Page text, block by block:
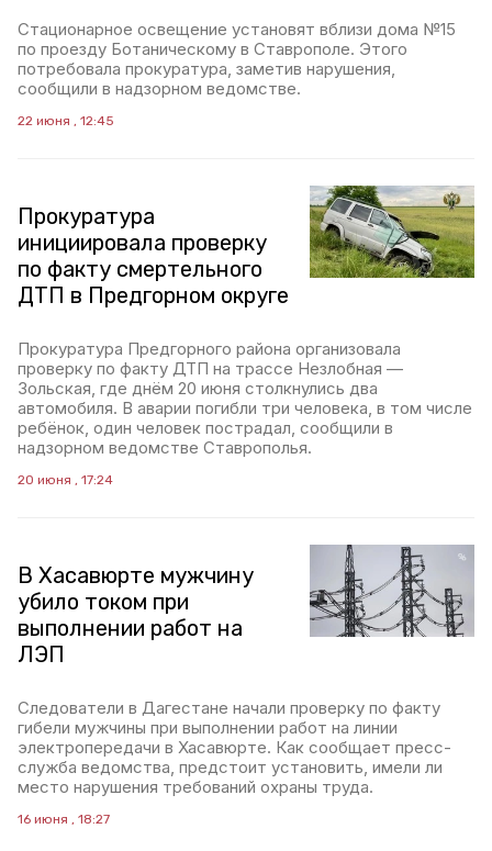
Стационарное освещение установят вблизи дома №15
по проезду Ботаническому в Ставрополе. Этого
потребовала прокуратура, заметив нарушения,
сообщили в надзорном ведомстве.
22 июня , 12:45
Прокуратура
инициировала проверку
по факту смертельного
ДТП в Предгорном округе
Прокуратура Предгорного района организовала
проверку по факту ДТП на трассе Незлобная —
Зольская, где днём 20 июня столкнулись два
автомобиля. В аварии погибли три человека, в том числе
ребёнок, один человек пострадал, сообщили в
надзорном ведомстве Ставрополья.
20 июня , 17:24
В Хасавюрте мужчину
убило током при
выполнении работ на
ЛЭП
Следователи в Дагестане начали проверку по факту
гибели мужчины при выполнении работ на линии
электропередачи в Хасавюрте. Как сообщает пресс-
служба ведомства, предстоит установить, имели ли
место нарушения требований охраны труда.
16 июня , 18:27